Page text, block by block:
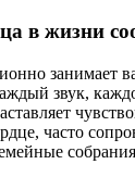
в жизни
занимает
звук,
часто